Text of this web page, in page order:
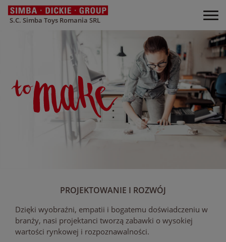
S.C. Simba Toys Romania SRL
PROJEKTOWANIE I ROZWÓJ
Dzięki wyobraźni, empatii i bogatemu doświadczeniu w
branży, nasi projektanci tworzą zabawki o wysokiej
wartości rynkowej i rozpoznawalności.